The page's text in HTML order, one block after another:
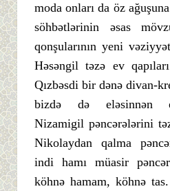
moda onları da öz
söhbətlərinin əsas
qonşularının yeni
Həsəngil təzə ev
Qızbəsdi bir dənə divan-
bizdə də eləsinnən
Nizamigil pəncərələrini
Nikolaydan qalma
indi hamı müasir
köhnə hamam, köhnə